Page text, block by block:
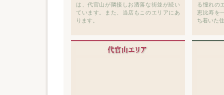
は、代官山が隣接しお洒落な街並が続い
ています。また、当店もこのエリアにあ
ります。
る憧れの
恵比寿を
ち着いた